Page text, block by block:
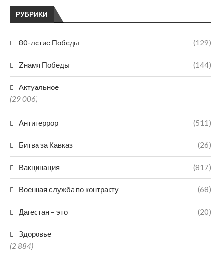
РУБРИКИ
80-летие Победы (129)
Zнамя Победы (144)
Актуальное
(29 006)
Антитеррор (511)
Битва за Кавказ (26)
Вакцинация (817)
Военная служба по контракту (68)
Дагестан – это (20)
Здоровье
(2 884)